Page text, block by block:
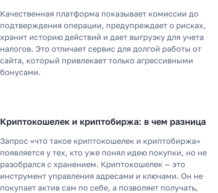
Качественная платформа показывает комиссии до
подтверждения операции, предупреждает о рисках,
хранит историю действий и дает выгрузку для учета
налогов. Это отличает сервис для долгой работы от
сайта, который привлекает только агрессивными
бонусами.
Криптокошелек и криптобиржа: в чем разница
Запрос «что такое криптокошелек и криптобиржа»
появляется у тех, кто уже понял идею покупки, но не
разобрался с хранением. Криптокошелек — это
инструмент управления адресами и ключами. Он не
покупает актив сам по себе, а позволяет получать,